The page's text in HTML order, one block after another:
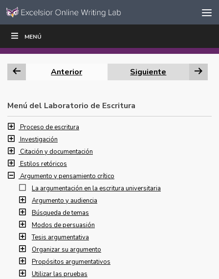
Ir al contenido
navegación
MENÚ
ESCRIBIR
Anterior Siguiente
Menú del Laboratorio de Escritura
Proceso de escritura
Investigación
Citación y documentación
Estilos retóricos
Argumento y pensamiento crítico
La argumentación en la escritura universitaria
Argumento y audiencia
Búsqueda de temas
Modos de persuasión
Tesis argumentativa
Organizar su argumento
Propósitos argumentativos
Utilizar las pruebas